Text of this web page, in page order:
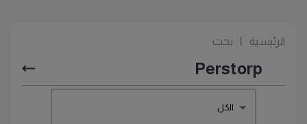
الرئيسية بحث
الكل